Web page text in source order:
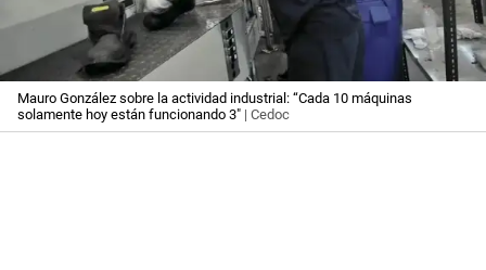
Mauro González sobre la actividad industrial: “Cada 10 máquinas
solamente hoy están funcionando 3" | Cedoc